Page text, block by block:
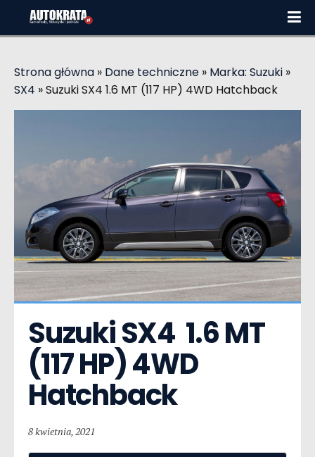
Strona główna » Dane techniczne » Marka: Suzuki »
SX4 »Suzuki SX4 1.6 MT (117 HP) 4WD Hatchback
Suzuki SX4  1.6 MT
(117 HP) 4WD
Hatchback
8 kwietnia, 2021